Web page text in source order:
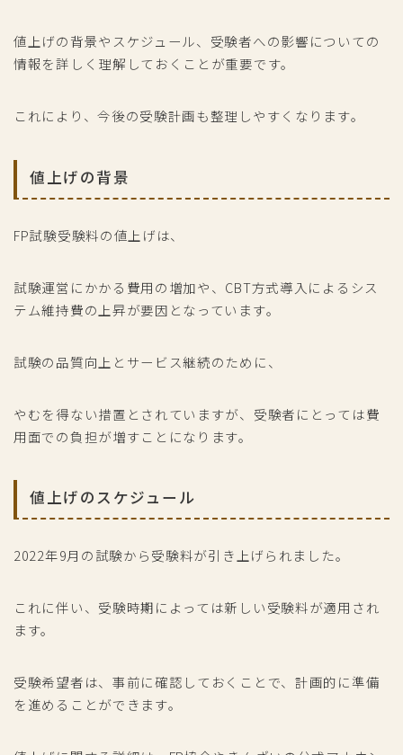
値上げの背景やスケジュール、受験者への影響についての
情報を詳しく理解しておくことが重要です。
これにより、今後の受験計画も整理しやすくなります。
値上げの背景
FP試験受験料の値上げは、
試験運営にかかる費用の増加や、CBT方式導入によるシス
テム維持費の上昇が要因となっています。
試験の品質向上とサービス継続のために、
やむを得ない措置とされていますが、受験者にとっては費
用面での負担が増すことになります。
値上げのスケジュール
2022年9月の試験から受験料が引き上げられました。
これに伴い、受験時期によっては新しい受験料が適用され
ます。
受験希望者は、事前に確認しておくことで、計画的に準備
を進めることができます。